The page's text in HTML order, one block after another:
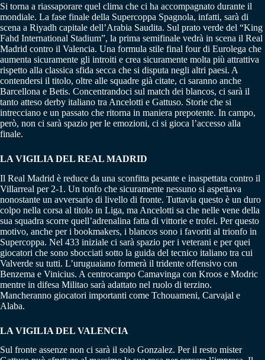
Si torna a riassaporare quel clima che ci ha accompagnato durante il
mondiale. La fase finale della Supercoppa Spagnola, infatti, sarà di
scena a Riyadh capitale dell’Arabia Saudita. Sul prato verde del “King
Fahd International Stadium”, la prima semifinale vedrà in scena il Real
Madrid contro il Valencia. Una formula stile final four di Eurolega che
aumenta sicuramente gli introiti e crea sicuramente molta più attrattiva
rispetto alla classica sfida secca che si disputa negli altri paesi. A
contendersi il titolo, oltre alle squadre già citate, ci saranno anche
Barcellona e Betis. Concentrandoci sul match dei blancos, ci sarà il
tanto atteso derby italiano tra Ancelotti e Gattuso. Storie che si
intrecciano e un passato che ritorna in maniera prepotente. In campo,
però, non ci sarà spazio per le emozioni, ci si gioca l’accesso alla
finale.
LA VIGILIA DEL REAL MADRID
Il Real Madrid è reduce da una sconfitta pesante e inaspettata contro il
Villarreal per 2-1. Un tonfo che sicuramente nessuno si aspettava
nonostante un avversario di livello di fronte. Tuttavia questo è un duro
colpo nella corsa al titolo in Liga, ma Ancelotti sa che nelle vene della
sua squadra scorre quell’adrenalina fatta di vittorie e trofei. Per questo
motivo, anche per i bookmakers, i blancos sono i favoriti al trionfo in
Supercoppa. Nel 433 iniziale ci sarà spazio per i veterani e per quei
giocatori che sono sbocciati sotto la guida del tecnico italiano tra cui
Valverde su tutti. L’uruguaiano formerà il tridente offensivo con
Benzema e Vinicius. A centrocampo Camavinga con Kroos e Modric
mentre in difesa Militao sarà adattato nel ruolo di terzino.
Mancheranno giocatori importanti come Tchouameni, Carvajal e
Alaba.
LA VIGILIA DEL VALENCIA
Sul fronte assenze non ci sarà il solo Gonzalez. Per il resto mister